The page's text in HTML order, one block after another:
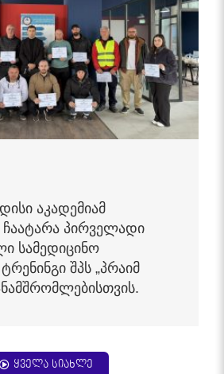
აკადემიამ
ჩაატარა პირველადი
სამედიცინო
შპს „პრაიმ
ყველა სიახლე